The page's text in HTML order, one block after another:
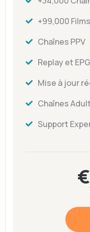
+99,000
Chaînes PPV
Replay et EPG
Mise à jour
Chaînes
Support
€